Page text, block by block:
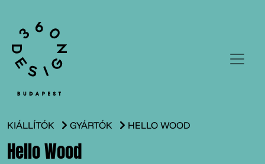
KIÁLLÍTÓK GYÁRTÓK HELLO WOOD
Hello Wood